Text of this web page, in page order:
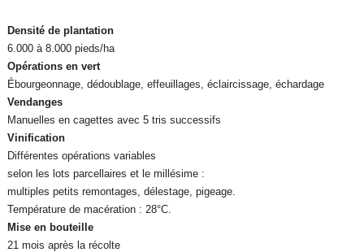
Densité de plantation
6.000 à 8.000 pieds/ha
Opérations en vert
Ébourgeonnage, dédoublage, effeuillages, éclaircissage, échardage
Vendanges
Manuelles en cagettes avec 5 tris successifs
Vinification
Différentes opérations variables
selon les lots parcellaires et le millésime :
multiples petits remontages, délestage, pigeage.
Température de macération : 28°C.
Mise en bouteille
21 mois après la récolte